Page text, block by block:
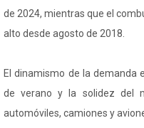
de 2024, mientras que el
alto desde agosto de 2018.
El dinamismo de la demanda
de verano y la solidez del
automóviles, camiones y